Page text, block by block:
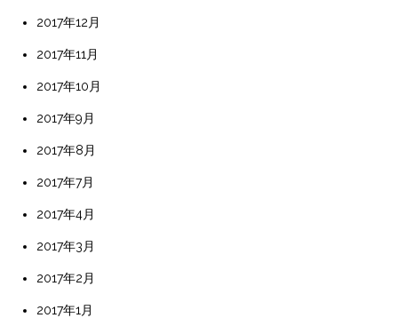
2017年12月
2017年11月
2017年10月
2017年9月
2017年8月
2017年7月
2017年4月
2017年3月
2017年2月
2017年1月